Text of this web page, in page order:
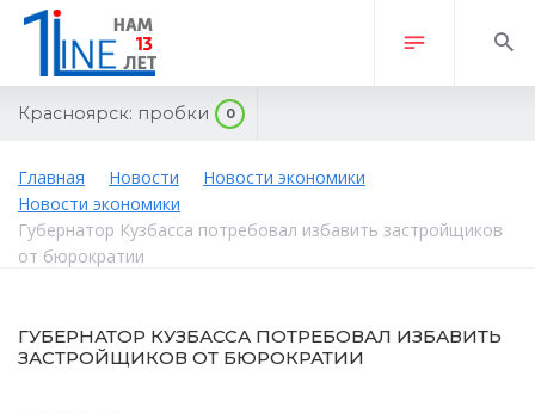
Красноярск: пробки 0
Главная Новости
Новости экономики
Новости экономики
Губернатор Кузбасса потребовал избавить застройщиков
от бюрократии
ГУБЕРНАТОР КУЗБАССА ПОТРЕБОВАЛ ИЗБАВИТЬ
ЗАСТРОЙЩИКОВ ОТ БЮРОКРАТИИ